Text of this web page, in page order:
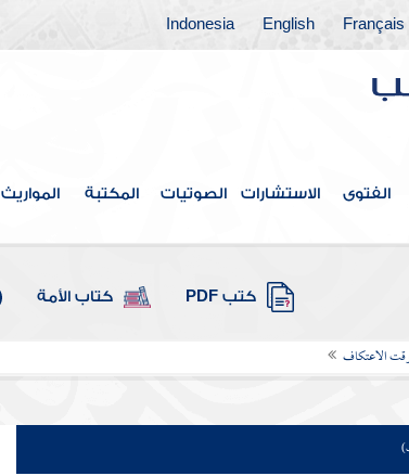
Français
English
Indonesia
الفتوى الاستشارات الصوتيات المكتبة المواريث
كتب PDF كتاب الأمة
الاعتكاف